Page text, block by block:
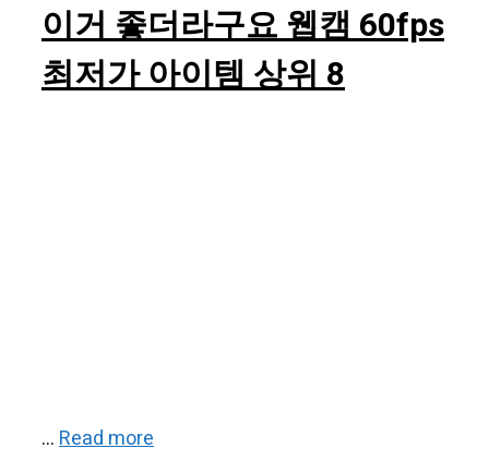
이거 좋더라구요 웹캠 60fps
최저가 아이템 상위 8
…Read more